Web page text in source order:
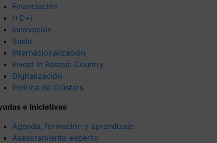
Financiación
I+D+i
Innovación
Suelo
Internacionalización
Invest in Basque Country
Digitalización
Política de Clústers
e Iniciativas
Agenda, formación y aprendizaje
Asesoramiento experto